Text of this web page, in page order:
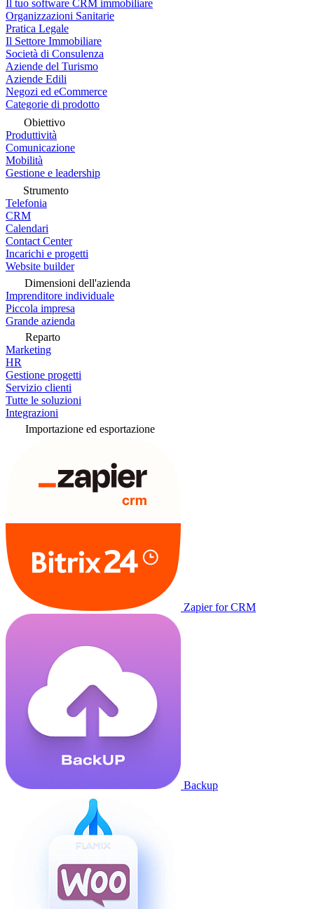
Il tuo software CRM immobiliare
Organizzazioni Sanitarie
Pratica Legale
Il Settore Immobiliare
Società di Consulenza
Aziende del Turismo
Aziende Edili
Negozi ed eCommerce
Categorie di prodotto
Obiettivo
Produttività
Comunicazione
Mobilità
Gestione e leadership
Strumento
Telefonia
CRM
Calendari
Contact Center
Incarichi e progetti
Website builder
Dimensioni dell'azienda
Imprenditore individuale
Piccola impresa
Grande azienda
Reparto
Marketing
HR
Gestione progetti
Servizio clienti
Tutte le soluzioni
Integrazioni
Importazione ed esportazione
Zapier for CRM
Backup